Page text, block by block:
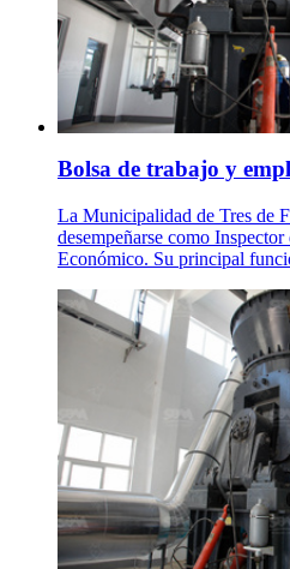
Bolsa de trabajo y
La Municipalidad de Tres de
desempeñarse como
Económico. Su principal